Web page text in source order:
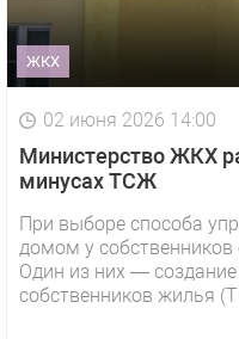
ЖКХ
02 июня 2026 14:00
Министерство ЖКХ
минусах ТСЖ
При выборе способа
домом у собственников
Один из них —
собственников жилья